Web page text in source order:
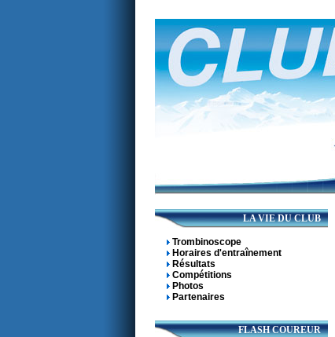
LA VIE DU CLUB
Trombinoscope
Horaires d'entraînement
Résultats
Compétitions
Photos
Partenaires
FLASH COUREUR